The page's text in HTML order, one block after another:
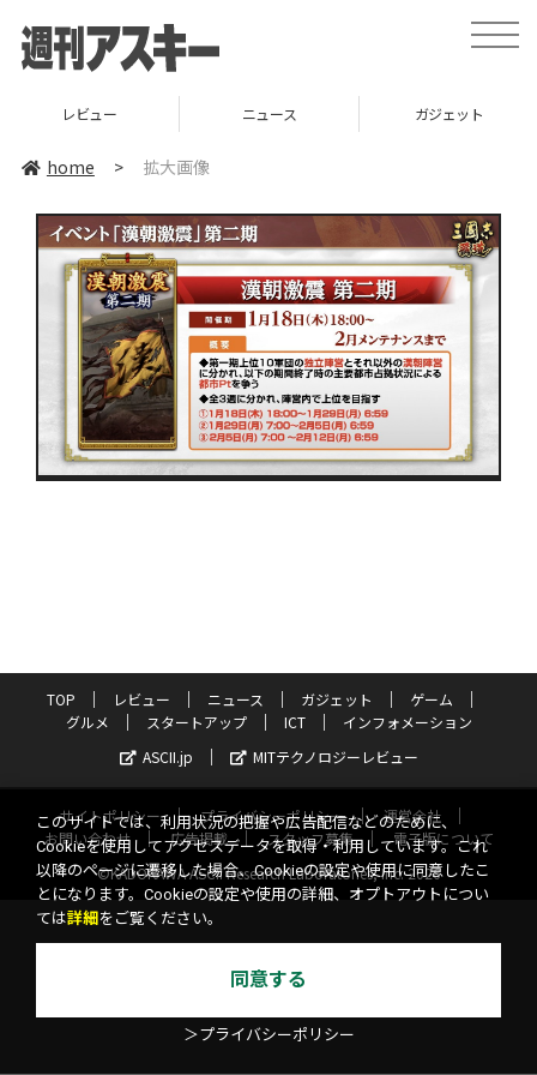
toggle
レビュー ニュース ガジェット
home > 拡大画像
TOP レビュー ニュース ガジェット
ゲーム
グルメ
スタートアップ ICT
インフォメーション
ASCII.jp
MITテクノロジーレビュー
サイトポリシー プライバシーポリシー
運営会社
お問い合わせ
広告掲載 スタッフ募集
電子版について
©KADOKAWA ASCII Research Laboratories, Inc. 2026
このサイトでは、利用状況の把握や広告配信などのために、
Cookieを使用してアクセスデータを取得・利用しています。これ
以降のページに遷移した場合、Cookieの設定や使用に同意したこ
とになります。Cookieの設定や使用の詳細、オプトアウトについ
ては詳細 をご覧ください。
同意する
＞プライバシーポリシー